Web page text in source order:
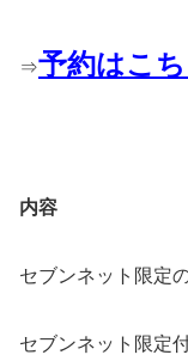
⇒予約はこ
内容
セブンネット限定
セブンネット限定